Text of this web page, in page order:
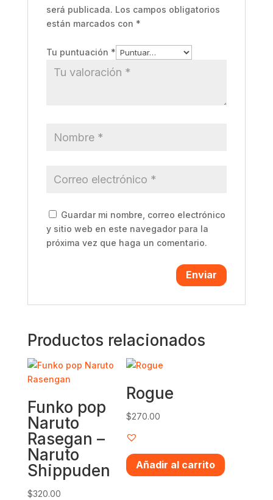
será publicada. Los campos obligatorios
están marcados con *
Tu puntuación *
Guardar mi nombre, correo electrónico
y sitio web en este navegador para la
próxima vez que haga un comentario.
Productos relacionados
Funko pop
Naruto
Rasegan –
Naruto
Shippuden
$320.00
Rogue
$270.00
Añadir al carrito